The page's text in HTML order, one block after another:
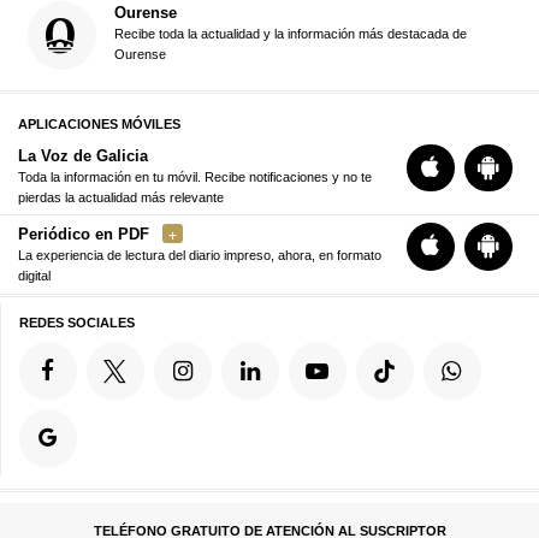
Ourense
Recibe toda la actualidad y la información más destacada de
Ourense
APLICACIONES MÓVILES
La Voz de Galicia
Toda la información en tu móvil. Recibe notificaciones y no te
pierdas la actualidad más relevante
Periódico en PDF
La experiencia de lectura del diario impreso, ahora, en formato
digital
REDES SOCIALES
TELÉFONO GRATUITO DE ATENCIÓN AL SUSCRIPTOR